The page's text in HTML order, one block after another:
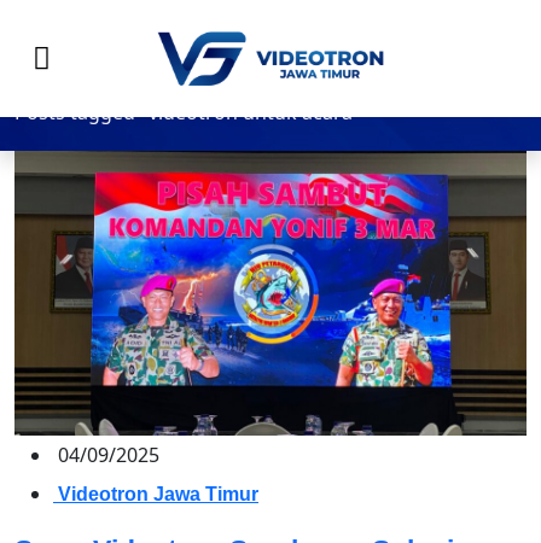
videotron untuk acara, Videotron
Jawa Timur
Posts tagged "videotron untuk acara"
04/09/2025
Videotron Jawa Timur